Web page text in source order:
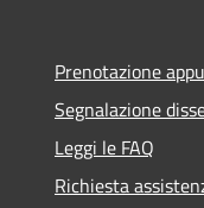
Prenotazione
Segnalazione
Leggi le FAQ
Richiesta